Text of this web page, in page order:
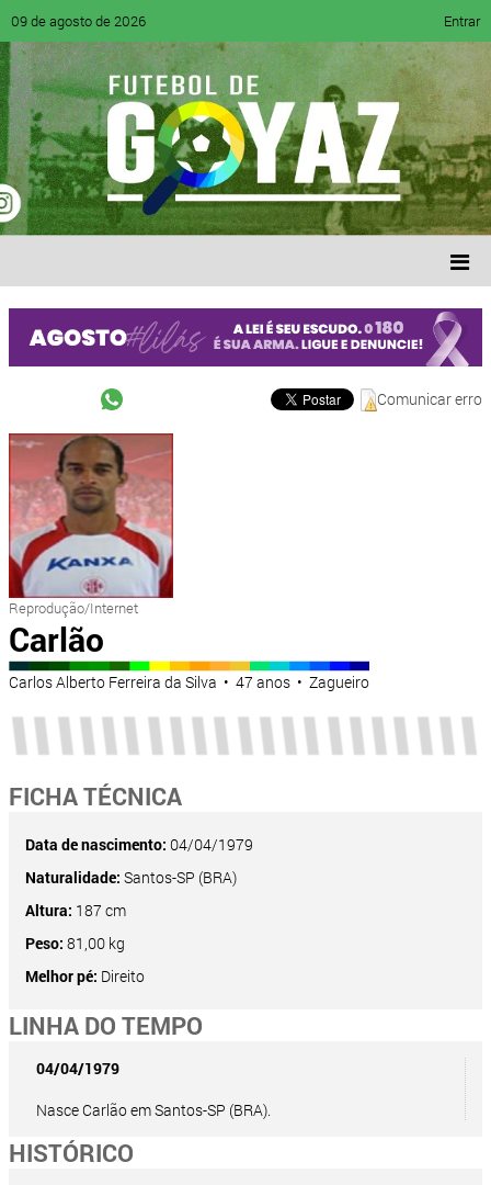
09 de agosto de 2026 Entrar
Comunicar erro
Reprodução/Internet
Carlão
Carlos Alberto Ferreira da Silva • 47 anos • Zagueiro
FICHA TÉCNICA
Data de nascimento: 04/04/1979
Naturalidade: Santos-SP (BRA)
Altura: 187 cm
Peso: 81,00 kg
Melhor pé: Direito
LINHA DO TEMPO
04/04/1979
Nasce Carlão em Santos-SP (BRA).
HISTÓRICO